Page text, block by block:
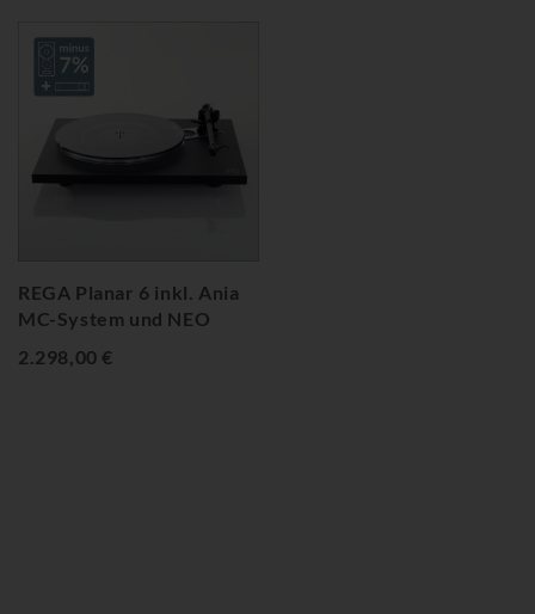
REGA Planar 6 inkl. Ania
MC-System und NEO
2.298,00 €